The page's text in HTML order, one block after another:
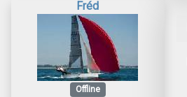
Fréd
Offline